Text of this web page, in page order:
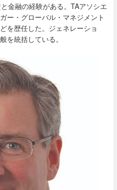
金融の経験がある。TAアソシエ
ー・グローバル・マネジメント
を歴任した。ジェネレーショ
を統括している。